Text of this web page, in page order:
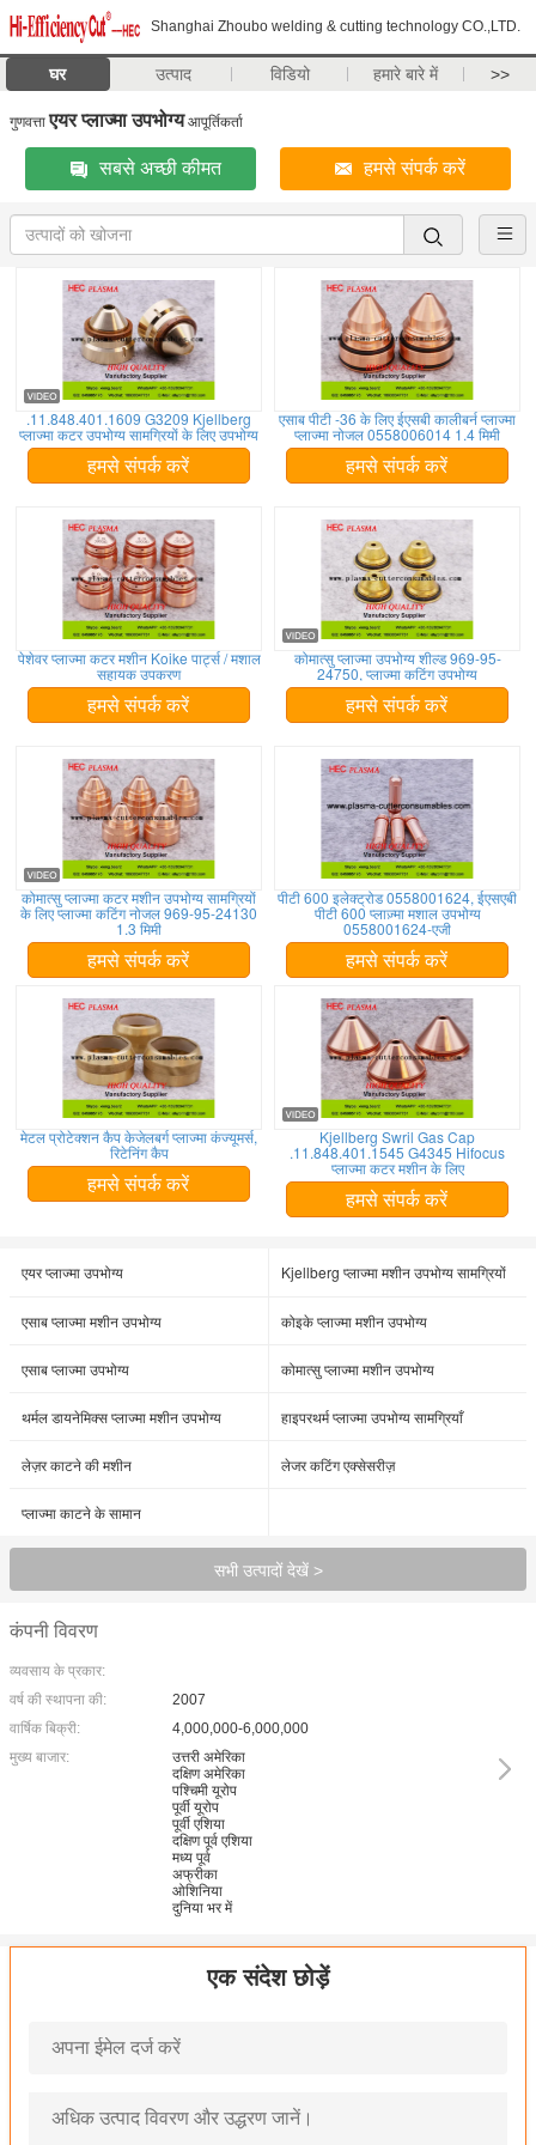
Shanghai Zhoubo welding & cutting technology CO.,LTD.
घर उत्पाद विडियो हमारे बारे में >>
गुणवत्ता एयर प्लाज्मा उपभोग्यआपूर्तिकर्ता
सबसे अच्छी कीमत हमसे संपर्क करें
.11.848.401.1609 G3209 Kjellberg
प्लाज्मा कटर उपभोग्य सामग्रियों के लिए उपभोग्य
हमसे संपर्क करें
एसाब पीटी -36 के लिए ईएसबी कालीबर्न प्लाज्मा
प्लाज्मा नोजल 0558006014 1.4 मिमी
हमसे संपर्क करें
पेशेवर प्लाज्मा कटर मशीन Koike पार्ट्स / मशाल
सहायक उपकरण
हमसे संपर्क करें
कोमात्सु प्लाज्मा उपभोग्य शील्ड 969-95-
24750, प्लाज्मा कटिंग उपभोग्य
हमसे संपर्क करें
कोमात्सु प्लाज्मा कटर मशीन उपभोग्य सामग्रियों
के लिए प्लाज्मा कटिंग नोजल 969-95-24130
1.3 मिमी
हमसे संपर्क करें
पीटी 600 इलेक्ट्रोड 0558001624, ईएसएबी
पीटी 600 प्लाज़्मा मशाल उपभोग्य
0558001624-एजी
हमसे संपर्क करें
मेटल प्रोटेक्शन कैप केजेलबर्ग प्लाज्मा कंज्यूमर्स,
रिटेनिंग कैप
हमसे संपर्क करें
Kjellberg Swril Gas Cap
.11.848.401.1545 G4345 Hifocus
प्लाज्मा कटर मशीन के लिए
हमसे संपर्क करें
एयर प्लाज्मा उपभोग्य Kjellberg प्लाज्मा मशीन उपभोग्य सामग्रियों
एसाब प्लाज्मा मशीन उपभोग्य कोइके प्लाज्मा मशीन उपभोग्य
एसाब प्लाज्मा उपभोग्य कोमात्सु प्लाज्मा मशीन उपभोग्य
थर्मल डायनेमिक्स प्लाज्मा मशीन उपभोग्य हाइपरथर्म प्लाज्मा उपभोग्य सामग्रियाँ
लेज़र काटने की मशीन लेजर कटिंग एक्सेसरीज़
प्लाज्मा काटने के सामान
सभी उत्पादों देखें >
कंपनी विवरण
व्यवसाय के प्रकार:
वर्ष की स्थापना की:
2007
वार्षिक बिक्री:
4,000,000-6,000,000
मुख्य बाजार:
उत्तरी अमेरिका
दक्षिण अमेरिका
पश्चिमी यूरोप
पूर्वी यूरोप
पूर्वी एशिया
दक्षिण पूर्व एशिया
मध्य पूर्व
अफ्रीका
ओशिनिया
दुनिया भर में
एक संदेश छोड़ें